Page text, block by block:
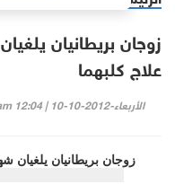
زوجان بريطانيان
علاج كلبهما
الأربعاء-2012-10-10 | 12:04 am